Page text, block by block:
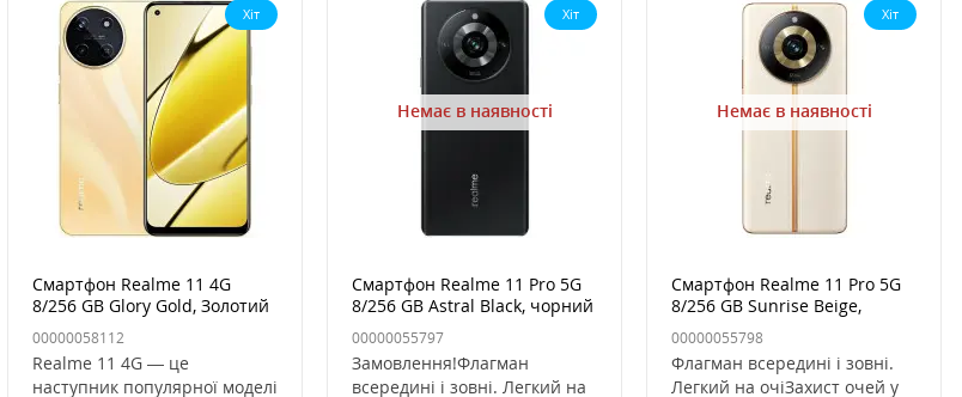
Хіт
Смартфон Realme 11 4G
8/256 GB Glory Gold, Золотий
00000058112
Realme 11 4G — це
наступник популярної моделі
Хіт
Немає в наявності
Смартфон Realme 11 Pro 5G
8/256 GB Astral Black, чорний
00000055797
Замовлення!Флагман
всередині і зовні. Легкий на
Хіт
Немає в наявності
Смартфон Realme 11 Pro 5G
8/256 GB Sunrise Beige,
Бежевий
00000055798
Флагман всередині і зовні.
Легкий на очіЗахист очей у